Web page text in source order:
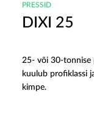
PRESSID
DIXI 25
25- või 30-tonnise
kuulub profiklassi
kimpe.